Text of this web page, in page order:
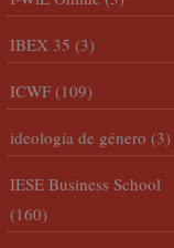
IBEX 35 (3)
ICWF (109)
ideología de género (3)
IESE Business School
(160)